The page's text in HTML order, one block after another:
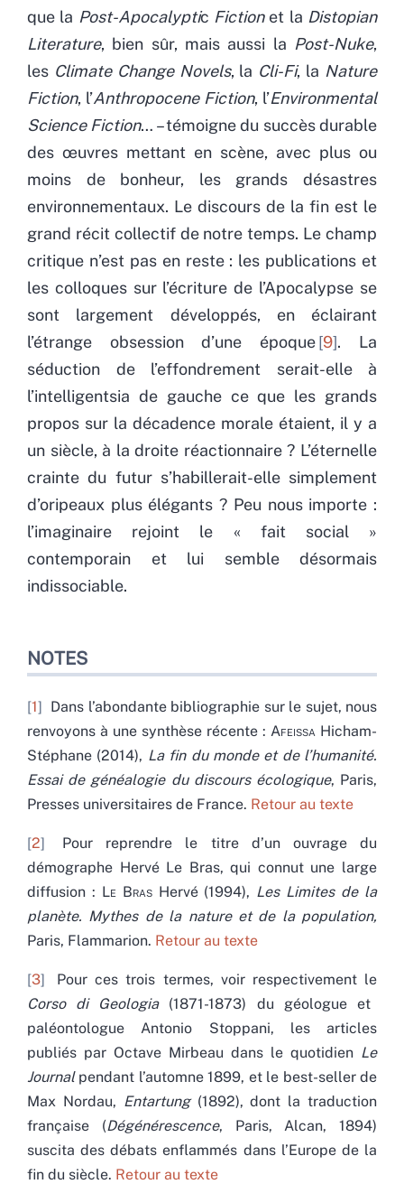
que la Post-Apocalyptic Fictionet la Distopian
Literature, bien sûr, mais aussi la Post-Nuke,
les Climate Change Novels, la Cli-Fi, la Nature
Fiction, l’Anthropocene Fiction, l’Environmental
Science Fiction… – témoigne du succès durable
des œuvres mettant en scène, avec plus ou
moins de bonheur, les grands désastres
environnementaux. Le discours de la fin est le
grand récit collectif de notre temps. Le champ
critique n’est pas en reste : les publications et
les colloques sur l’écriture de l’Apocalypse se
sont largement développés, en éclairant
l’étrange obsession d’une époque 9 . La
séduction de l’effondrement serait-elle à
l’intelligentsia de gauche ce que les grands
propos sur la décadence morale étaient, il y a
un siècle, à la droite réactionnaire ? L’éternelle
crainte du futur s’habillerait-elle simplement
d’oripeaux plus élégants ? Peu nous importe :
l’imaginaire rejoint le « fait social »
contemporain et lui semble désormais
indissociable.
NOTES
1
Dans l’abondante bibliographie sur le sujet, nous
renvoyons à une synthèse récente : Afeissa Hicham-
Stéphane (2014), La fin du monde et de l’humanité.
Essai de généalogie du discours écologique, Paris,
Presses universitaires de France. Retour au texte
2
Pour reprendre le titre d’un ouvrage du
démographe Hervé Le Bras, qui connut une large
diffusion : Le BrasHervé (1994), Les Limites de la
planète. Mythes de la nature et de la population,
Paris, Flammarion. Retour au texte
3
Pour ces trois termes, voir respectivement le
Corso di Geologia (1871-1873) du géologue et
paléontologue Antonio Stoppani, les articles
publiés par Octave Mirbeau dans le quotidien Le
Journalpendant l’automne 1899, et le best-seller de
Max Nordau, Entartung(1892), dont la traduction
française (Dégénérescence, Paris, Alcan, 1894)
suscita des débats enflammés dans l’Europe de la
fin du siècle. Retour au texte